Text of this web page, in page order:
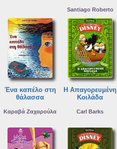
Santiago Roberto
Ένα καπέλο στη
θάλασσα
Καραβά Ζαχαρούλα
Η Απαγορευμένη
Κοιλάδα
Carl Barks